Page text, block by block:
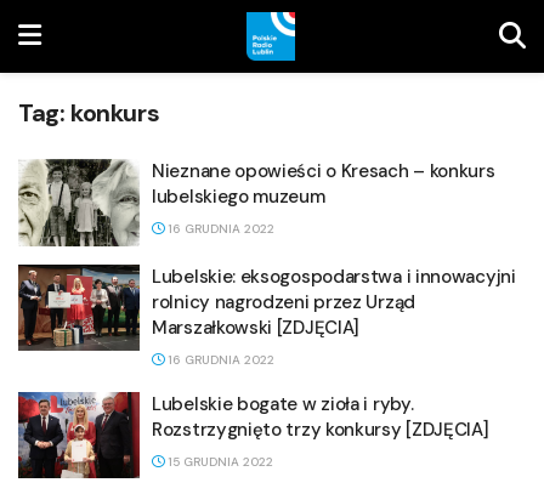
Tag: konkurs
Nieznane opowieści o Kresach – konkurs
lubelskiego muzeum
16 GRUDNIA 2022
Lubelskie: eksogospodarstwa i innowacyjni
rolnicy nagrodzeni przez Urząd
Marszałkowski [ZDJĘCIA]
16 GRUDNIA 2022
Lubelskie bogate w zioła i ryby.
Rozstrzygnięto trzy konkursy [ZDJĘCIA]
15 GRUDNIA 2022